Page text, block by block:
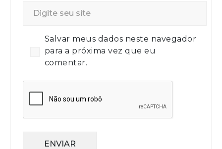
Salvar meus dados neste navegador
para a próxima vez que eu
comentar.
ENVIAR